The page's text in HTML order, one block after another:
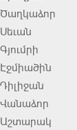
Ծաղկաձոր
Սեւան
Գյումրի
Էջմիածին
Դիլիջան
Վանաձոր
Աշտարակ